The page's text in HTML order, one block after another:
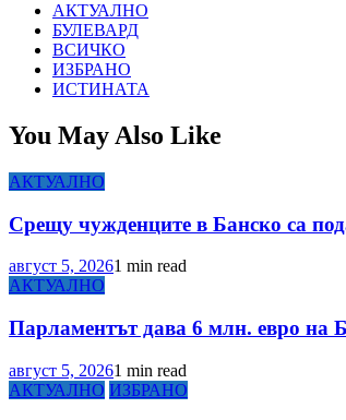
АКТУАЛНО
БУЛЕВАРД
ВСИЧКО
ИЗБРАНО
ИСТИНАТА
You May Also Like
АКТУАЛНО
Срещу чужденците в Банско са
август 5, 20261 min read
АКТУАЛНО
Парламентът дава 6 млн. евро на
август 5, 20261 min read
АКТУАЛНО ИЗБРАНО